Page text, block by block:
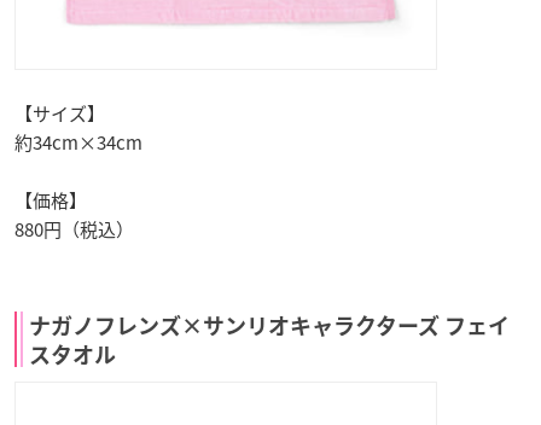
【サイズ】
約34cm×34cm
【価格】
880円（税込）
ナガノフレンズ×サンリオキャラクターズ フェイ
スタオル